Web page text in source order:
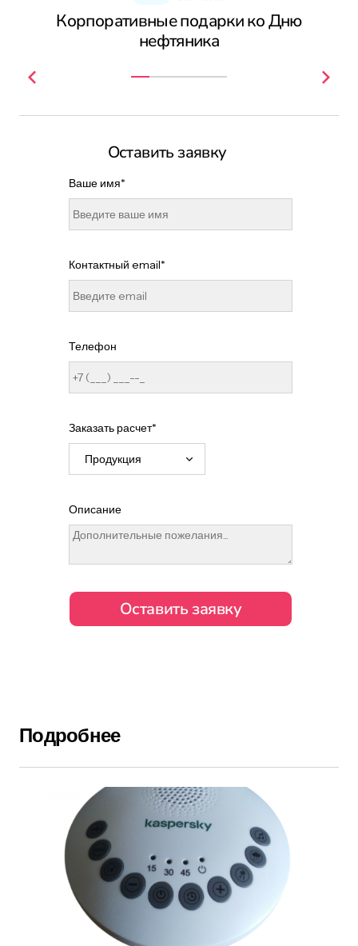
Корпоративные подарки ко Дню
нефтяника
Оставить заявку
Ваше имя*
Контактный email*
Телефон
Заказать расчет*
Описание
Подробнее